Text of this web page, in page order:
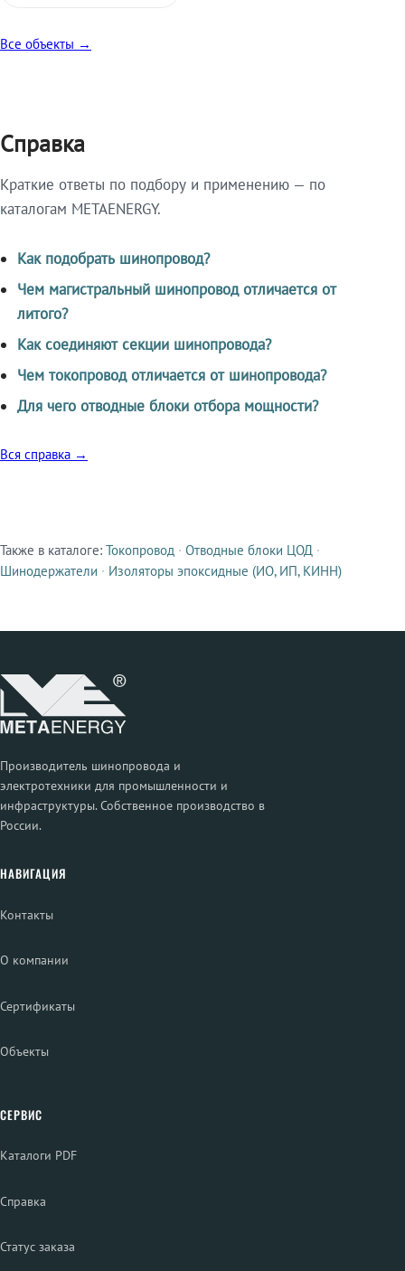
Все объекты →
Справка
Краткие ответы по подбору и применению — по
каталогам METAENERGY.
Как подобрать шинопровод?
Чем магистральный шинопровод отличается от
литого?
Как соединяют секции шинопровода?
Чем токопровод отличается от шинопровода?
Для чего отводные блоки отбора мощности?
Вся справка →
Смежные продукты
Также в каталоге: Токопровод · Отводные блоки ЦОД ·
Шинодержатели · Изоляторы эпоксидные (ИО, ИП, КИНН)
Производитель шинопровода и
электротехники для промышленности и
инфраструктуры. Собственное производство в
России.
НАВИГАЦИЯ
Контакты
О компании
Сертификаты
Объекты
СЕРВИС
Каталоги PDF
Справка
Статус заказа